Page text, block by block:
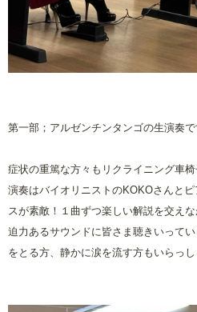
第一部；アルゼンチンタンゴの生演奏で
症状の重篤な方々もリクライニング車
演奏はバイオリニストのKOKOさんと
スが素敵！１曲ずつ楽しい解説を交え
迫力あるサウンドに皆さま聴きいって
をとる方、静かに涙を流す方もいらっし